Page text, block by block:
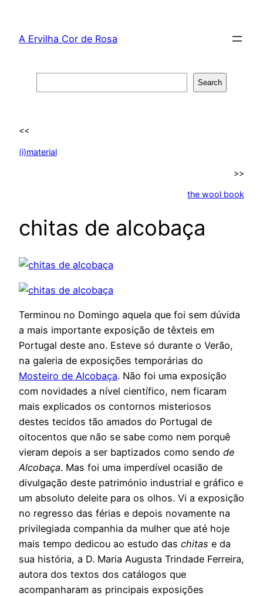
content
A Ervilha Cor de Rosa
Search
<<
(i)material
>>
the wool book
chitas de alcobaça
Terminou no Domingo aquela que foi sem dúvida
a mais importante exposição de têxteis em
Portugal deste ano. Esteve só durante o Verão,
na galeria de exposições temporárias do
Mosteiro de Alcobaça. Não foi uma exposição
com novidades a nível científico, nem ficaram
mais explicados os contornos misteriosos
destes tecidos tão amados do Portugal de
oitocentos que não se sabe como nem porquê
vieram depois a ser baptizados como sendo de
Alcobaça. Mas foi uma imperdível ocasião de
divulgação deste património industrial e gráfico e
um absoluto deleite para os olhos. Vi a exposição
no regresso das férias e depois novamente na
privilegiada companhia da mulher que até hoje
mais tempo dedicou ao estudo das chitas e da
sua história, a D. Maria Augusta Trindade Ferreira,
autora dos textos dos catálogos que
acompanharam as principais exposições